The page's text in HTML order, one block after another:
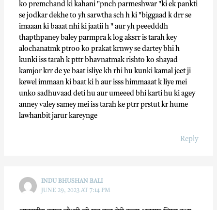
ko premchand ki kahani "pnch parmeshwar "ki ek pankti
se jodkar dekhe to yh sarwtha sch h ki "biggaad k drr se
imaaan ki baaat nhi ki jaatii h " aur yh peeedddh
thapthpaney baley parmpra k log aksrr is tarah key
alochanatmk ptroo ko prakat krnwy se dartey bhi h
kunki iss tarah k pttr bhavnatmak rishto ko shayad
kamjor krr de ye baat isliye kh rhi hu kunki kamal jeet ji
kewel immaan ki baat ki h aur isss himmaaat k liye mei
unko sadhuvaad deti hu aur umeeed bhi karti hu ki agey
anney valey samey mei iss tarah ke ptrr prstut kr hume
lawhanbit jarur kareynge
Reply
INDU BHUSHAN BALI
JUNE 29, 2023 AT 7:14 PM